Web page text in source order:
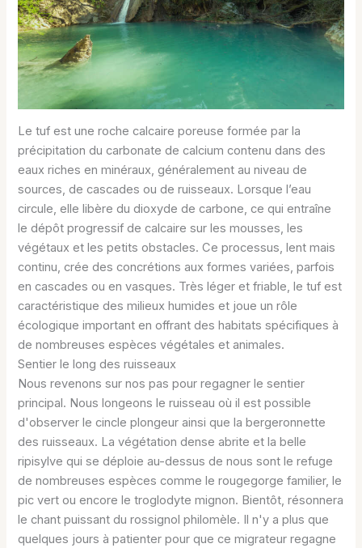
Le tuf est une roche calcaire poreuse formée par la
précipitation du carbonate de calcium contenu dans des
eaux riches en minéraux, généralement au niveau de
sources, de cascades ou de ruisseaux. Lorsque l’eau
circule, elle libère du dioxyde de carbone, ce qui entraîne
le dépôt progressif de calcaire sur les mousses, les
végétaux et les petits obstacles. Ce processus, lent mais
continu, crée des concrétions aux formes variées, parfois
en cascades ou en vasques. Très léger et friable, le tuf est
caractéristique des milieux humides et joue un rôle
écologique important en offrant des habitats spécifiques à
de nombreuses espèces végétales et animales.
Sentier le long des ruisseaux
Nous revenons sur nos pas pour regagner le sentier
principal. Nous longeons le ruisseau où il est possible
d'observer le cincle plongeur ainsi que la bergeronnette
des ruisseaux. La végétation dense abrite et la belle
ripisylve qui se déploie au-dessus de nous sont le refuge
de nombreuses espèces comme le rougegorge familier, le
pic vert ou encore le troglodyte mignon. Bientôt, résonnera
le chant puissant du rossignol philomèle. Il n'y a plus que
quelques jours à patienter pour que ce migrateur regagne